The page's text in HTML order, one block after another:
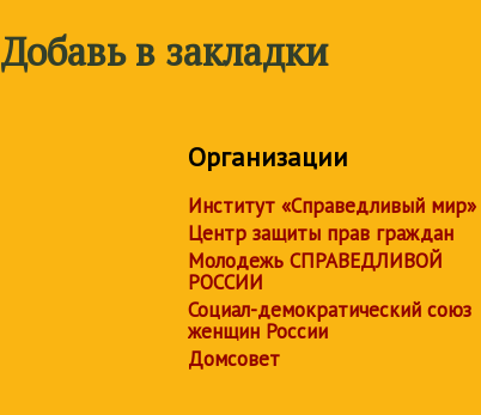
Добавь в закладки
Организации
Институт «Справедливый мир»
Центр защиты прав граждан
Молодежь СПРАВЕДЛИВОЙ
РОССИИ
Социал-демократический союз
женщин России
Домсовет